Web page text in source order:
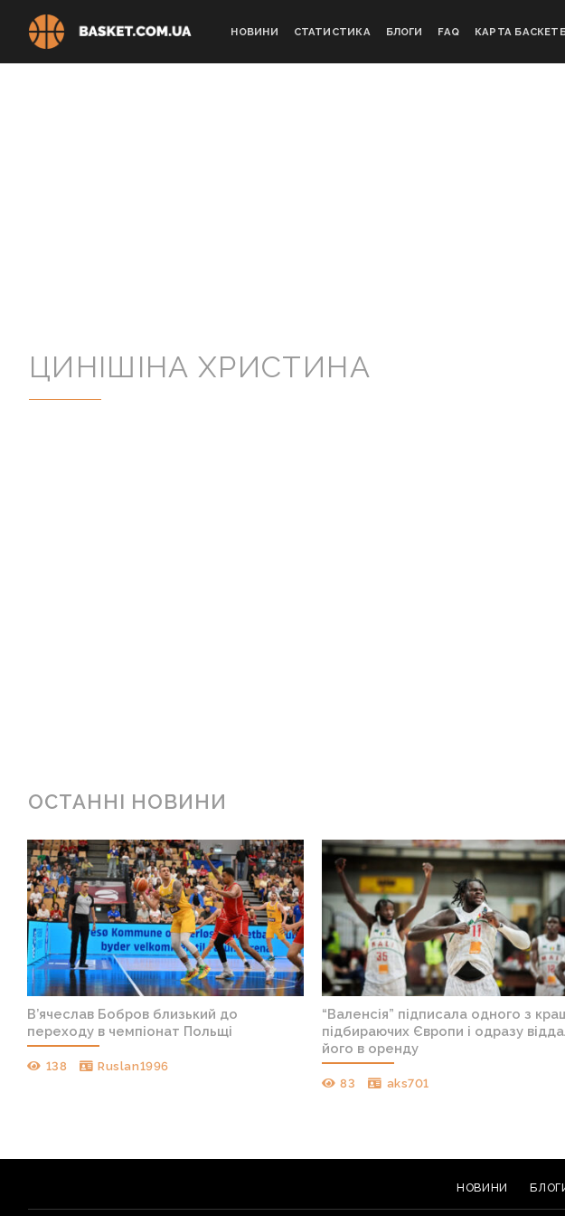
НОВИНИ СТАТИСТИКА БЛОГИ FAQ КАРТА
ЦИНІШІНА ХРИСТИНА
ОСТАННІ НОВИНИ
В’ячеслав Бобров близький до
переходу в чемпіонат Польщі
138 Ruslan1996
“Валенсія” підписала одного з
підбираючих Європи і одразу
його в оренду
83 aks701
НОВИНИ